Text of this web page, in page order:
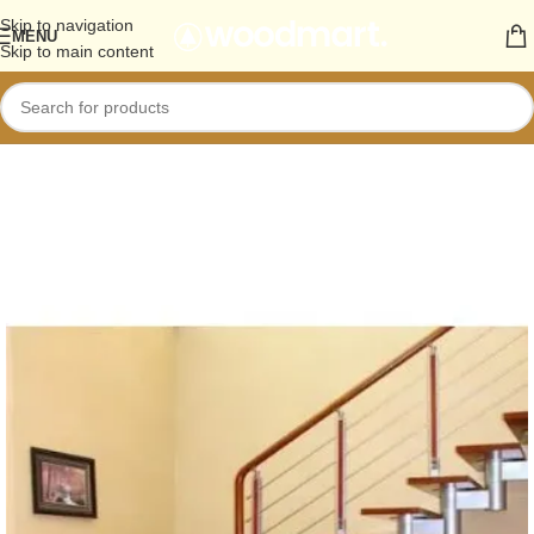
Skip to navigation
Skip to main content
MENU